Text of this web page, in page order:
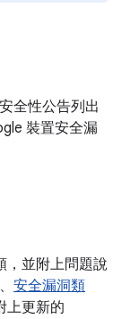
全性公告列出
裝置安全漏
，並附上問題說
安全漏洞類
上更新的